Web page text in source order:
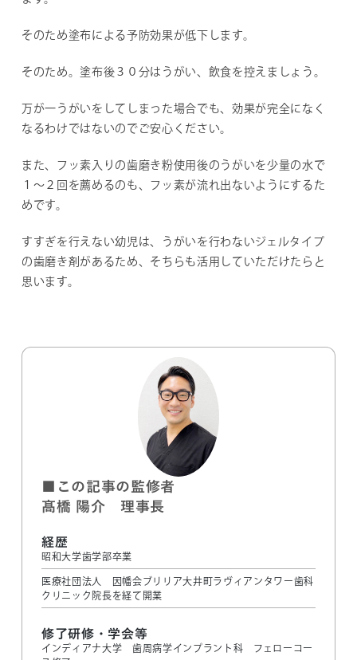
そのため塗布による予防効果が低下します。
そのため。塗布後３０分はうがい、飲食を控えましょう。
万が一うがいをしてしまった場合でも、効果が完全になく
なるわけではないのでご安心ください。
また、フッ素入りの歯磨き粉使用後のうがいを少量の水で
１～２回を薦めるのも、フッ素が流れ出ないようにするた
めです。
すすぎを行えない幼児は、うがいを行わないジェルタイプ
の歯磨き剤があるため、そちらも活用していただけたらと
思います。
■この記事の監修者
髙橋 陽介 理事長
経歴
昭和大学歯学部卒業
医療社団法人 因幡会ブリリア大井町ラヴィアンタワー歯科
クリニック院長を経て開業
修了研修・学会等
インディアナ大学 歯周病学インプラント科 フェローコー